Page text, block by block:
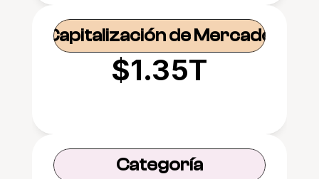
Capitalización de Mercado
$1.35T
Categoría